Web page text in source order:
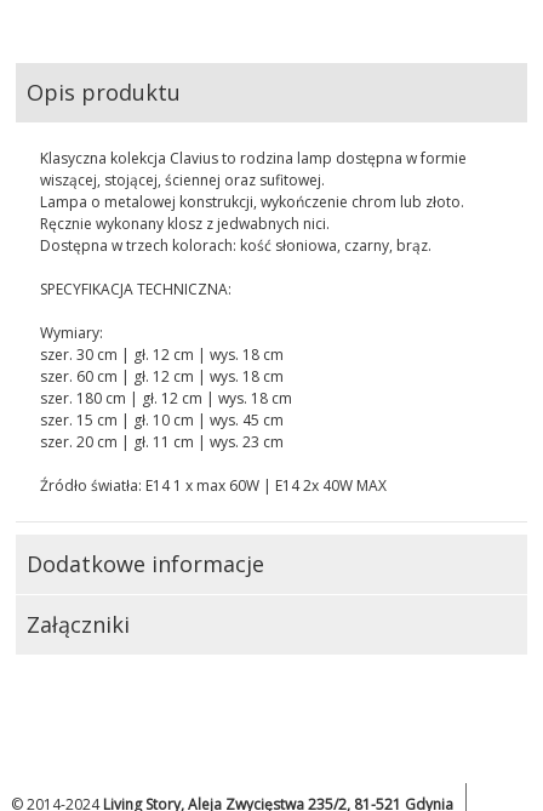
Opis produktu
Klasyczna kolekcja Clavius to rodzina lamp dostępna w formie
wiszącej, stojącej, ściennej oraz sufitowej.
Lampa o metalowej konstrukcji, wykończenie chrom lub złoto.
Ręcznie wykonany klosz z jedwabnych nici.
Dostępna w trzech kolorach: kość słoniowa, czarny, brąz.
SPECYFIKACJA TECHNICZNA:
Wymiary:
szer. 30 cm | gł. 12 cm | wys. 18 cm
szer. 60 cm | gł. 12 cm | wys. 18 cm
szer. 180 cm | gł. 12 cm | wys. 18 cm
szer. 15 cm | gł. 10 cm | wys. 45 cm
szer. 20 cm | gł. 11 cm | wys. 23 cm
Źródło światła: E14 1 x max 60W | E14 2x 40W MAX
Dodatkowe informacje
Załączniki
© 2014-2024Living Story, Aleja Zwycięstwa 235/2, 81-521 Gdynia